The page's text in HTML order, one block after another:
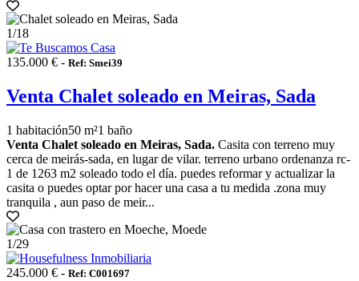
1/18
135.000 € - Ref: Smei39
Venta Chalet soleado en Meiras, Sada
1 habitación50 m²1 baño
Venta Chalet soleado en Meiras, Sada. Casita con terreno muy
cerca de meirás-sada, en lugar de vilar. terreno urbano ordenanza rc-
1 de 1263 m2 soleado todo el día. puedes reformar y actualizar la
casita o puedes optar por hacer una casa a tu medida .zona muy
tranquila , aun paso de meir...
1/29
245.000 € - Ref: C001697